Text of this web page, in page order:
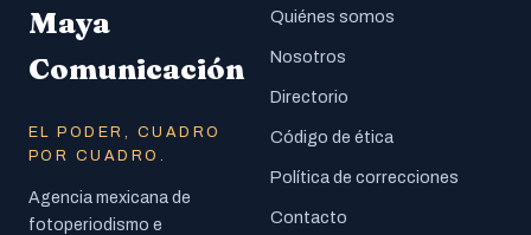
Maya
Comunicación
EL PODER, CUADRO
POR CUADRO.
Agencia mexicana de
fotoperiodismo e
Quiénes somos
Nosotros
Directorio
Código de ética
Política de correcciones
Contacto